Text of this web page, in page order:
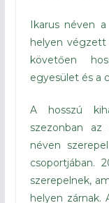
Ikarus néven
helyen
követően
egyesület és a
A hosszú
szezonban az
néven
csoportjában.
szerepelnek,
helyen